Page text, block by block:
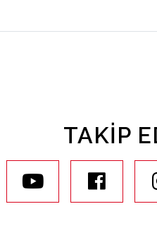
TAKIP
youtube